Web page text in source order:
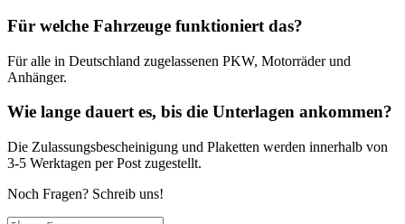
Für welche Fahrzeuge funktioniert das?
Für alle in Deutschland zugelassenen PKW, Motorräder und
Anhänger.
Wie lange dauert es, bis die Unterlagen ankommen?
Die Zulassungsbescheinigung und Plaketten werden innerhalb von
3-5 Werktagen per Post zugestellt.
Noch Fragen? Schreib uns!